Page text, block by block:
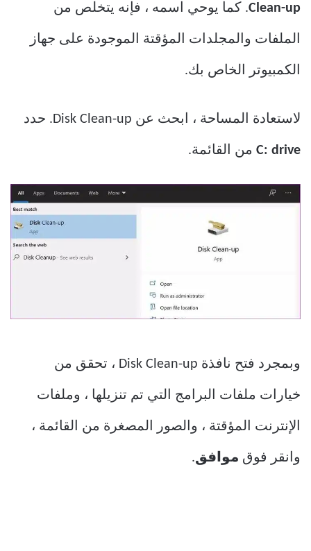
Clean-up. كما يوحي اسمه ، فإنه يتخلص من
الملفات والمجلدات المؤقتة الموجودة على جهاز
الكمبيوتر الخاص بك.
لاستعادة المساحة ، ابحث عن Disk Clean-up. حدد
C: drive من القائمة.
وبمجرد فتح نافذة Disk Clean-up ، تحقق من
خيارات ملفات البرامج التي تم تنزيلها ، وملفات
الإنترنت المؤقتة ، والصور المصغرة من القائمة ،
وانقر فوق موافق.